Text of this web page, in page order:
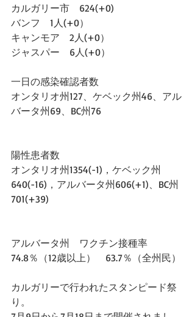
カルガリー市　624(+0)
バンフ　1人(+0）
キャンモア　2人(+0）
ジャスパー　6人(+0）
一日の感染確認者数
オンタリオ州127、ケベック州46、アル
バータ州69、BC州76
陽性患者数
オンタリオ州1354(-1)，ケベック州
640(-16)，アルバータ州606(+1)、BC州
701(+39)
アルバータ州　ワクチン接種率
74.8％（12歳以上）　63.7％（全州民）
カルガリーで行われたスタンピード祭
り。